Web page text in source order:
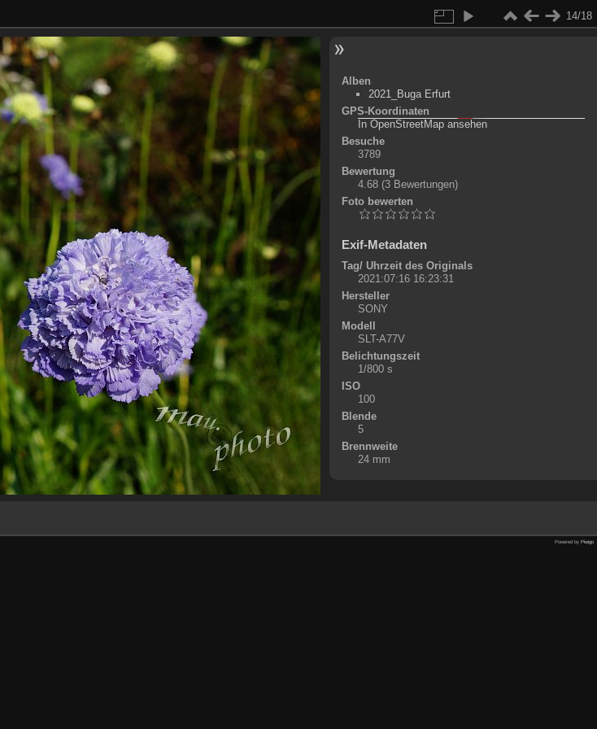
14/18
Alben
2021_Buga Erfurt
GPS-Koordinaten
+
-
©
In OpenStreetMap ansehen
Besuche
3789
Bewertung
4.68 (3 Bewertungen)
Foto bewerten
Exif-Metadaten
Tag/ Uhrzeit des Originals
2021:07:16 16:23:31
Hersteller
SONY
Modell
SLT-A77V
Belichtungszeit
1/800 s
ISO
100
Blende
5
Brennweite
24 mm
Powered by Piwigo